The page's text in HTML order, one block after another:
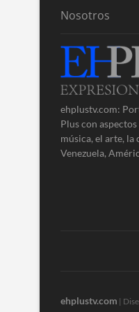
Nosotros
ehplustv.com:
Plus con
música, el arte, la
Venezuela,
ehplustv.com |